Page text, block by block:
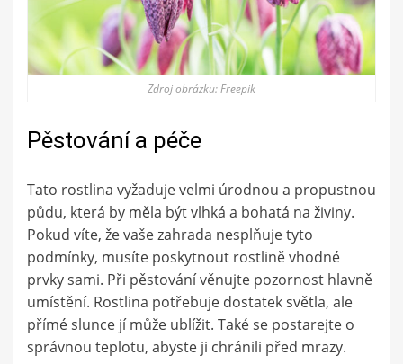
Zdroj obrázku: Freepik
Pěstování a péče
Tato rostlina vyžaduje velmi úrodnou a propustnou
půdu, která by měla být vlhká a bohatá na živiny.
Pokud víte, že vaše zahrada nesplňuje tyto
podmínky, musíte poskytnout rostlině vhodné
prvky sami. Při pěstování věnujte pozornost hlavně
umístění. Rostlina potřebuje dostatek světla, ale
přímé slunce jí může ublížit. Také se postarejte o
správnou teplotu, abyste ji chránili před mrazy.